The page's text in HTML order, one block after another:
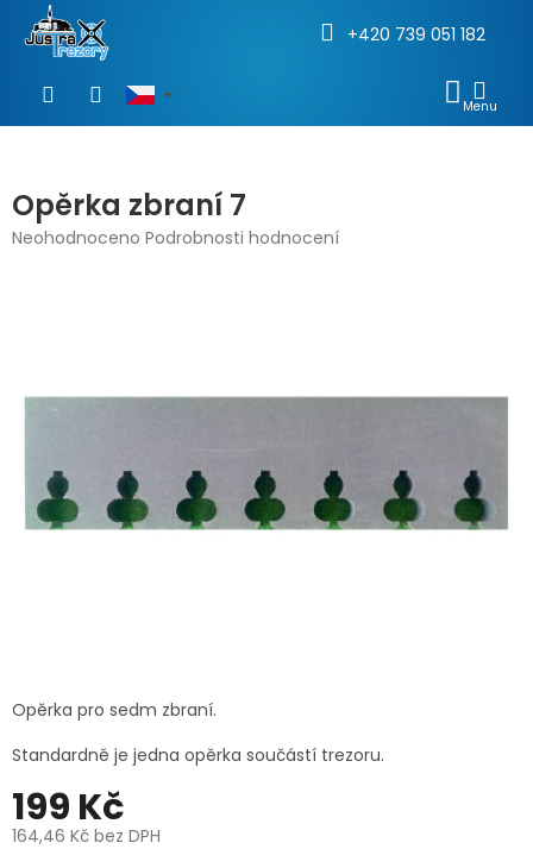
obsah
+420 739 051 182
Opěrka zbraní 7
Průměrné
hvězdiček.
Neohodnoceno Podrobnosti hodnocení
199 Kč
164,46 Kč bez DPH
Opěrka pro sedm zbraní.
Standardně je jedna opěrka součástí trezoru.